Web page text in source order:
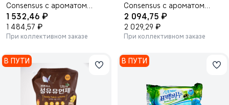
Consensus с ароматом
детского лосьона 3300 мл.
1 532,46 ₽
1 484,57 ₽
При коллективном заказе
Consensus с ароматом
детского лосьона 5400 мл.
2 094,75 ₽
2 029,29 ₽
При коллективном заказе
В ПУТИ В ПУТИ